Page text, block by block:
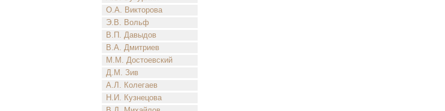
О.А. Викторова
Э.В. Вольф
В.П. Давыдов
В.А. Дмитриев
М.М. Достоевский
Д.М. Зив
А.Л. Колегаев
Н.И. Кузнецова